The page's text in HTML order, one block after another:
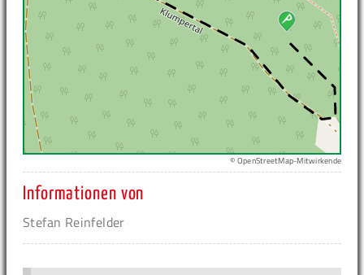
© OpenStreetMap-Mitwirkende
Informationen von
Stefan Reinfelder